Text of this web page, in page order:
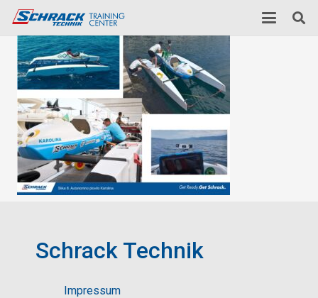
Schrack Technik
Impressum